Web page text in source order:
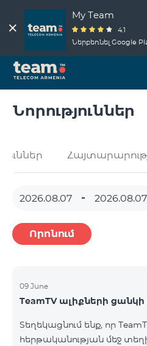
My Team
4.1
Ներբեռնել Google
Նորություններ
Որոնում
09 June
TeamTV ալիքների
Տեղեկացնում ենք, որ
հերթականության մեջ տեղի